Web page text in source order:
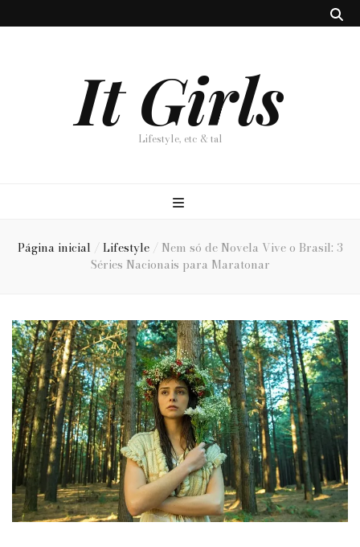
It Girls
Lifestyle, etc & tal
Página inicial / Lifestyle / Nem só de Novela Vive o Brasil: 3
Séries Nacionais para Maratonar